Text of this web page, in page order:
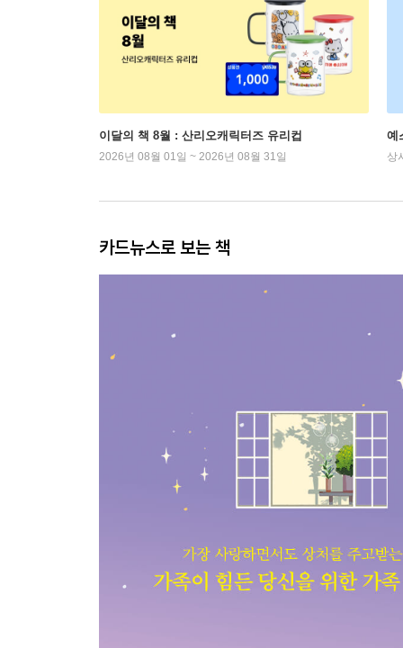
이달의 책 8월 : 산리오캐릭터즈 유리컵
2026년 08월 01일 ~ 2026년 08월 31일
예
상
카드뉴스로 보는 책